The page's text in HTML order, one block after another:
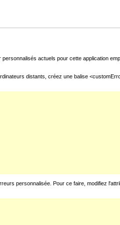
actuels pour cette application
distants, créez une balise
personnalisée. Pour ce faire, modifiez